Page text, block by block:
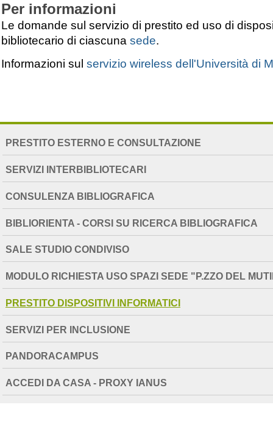
Per informazioni
Le domande sul servizio di prestito ed uso di
bibliotecario di ciascunasede.
Informazioni sulservizio wireless dell'Università di
EXTENDED
PRESTITO ESTERNO E CONSULTAZIONE
SERVIZI INTERBIBLIOTECARI
CONSULENZA BIBLIOGRAFICA
BIBLIORIENTA - CORSI SU RICERCA BIBLIOGRAFICA
SALE STUDIO CONDIVISO
MODULO RICHIESTA USO SPAZI SEDE "P.ZZO DEL
PRESTITO DISPOSITIVI INFORMATICI
SERVIZI PER INCLUSIONE
PANDORACAMPUS
ACCEDI DA CASA - PROXY IANUS